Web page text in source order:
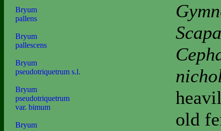
Bryum
pallens
Bryum
pallescens
Bryum
pseudotriquetrum s.l.
Bryum
pseudotriquetrum
var. bimum
Bryum
old